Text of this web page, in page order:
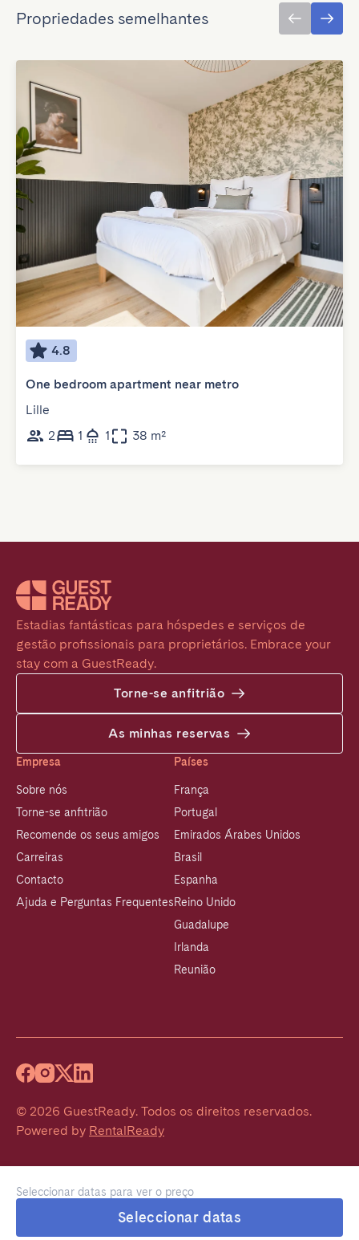
Seleccionar datas para ver o preço
Seleccionar datas
Propriedades semelhantes
4.8
One bedroom apartment near metro
Lille
2
1 1 38 m²
Estadias fantásticas para hóspedes e serviços de
gestão profissionais para proprietários. Embrace your
stay com a GuestReady.
Torne-se anfitrião
As minhas reservas
Empresa
Sobre nós
Torne-se anfitrião
Recomende os seus amigos
Carreiras
Contacto
Ajuda e Perguntas Frequentes
Países
França
Portugal
Emirados Árabes Unidos
Brasil
Espanha
Reino Unido
Guadalupe
Irlanda
Reunião
© 2026 GuestReady. Todos os direitos reservados.
Powered by RentalReady